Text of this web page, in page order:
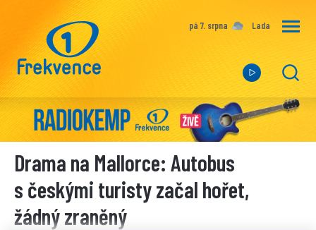
pá 7. srpna Lada
Drama na Mallorce: Autobus
s českými turisty začal hořet,
žádný zraněný